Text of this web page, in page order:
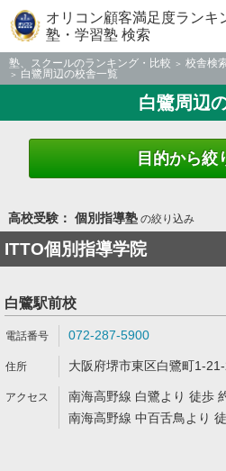
オリコン顧客満足度ランキ
塾・学習塾 検索
塾、スクールのランキング・比較 校舎検
白鷺周辺の校舎一覧
白鷺周辺
目的から絞
高校受験： 個別指導塾の絞り込み
ITTO個別指導学院
白鷺駅前校
072-287-5900
大阪府堺市東区白鷺町1-
南海高野線 白鷺より 徒歩
南海高野線 中百舌鳥より